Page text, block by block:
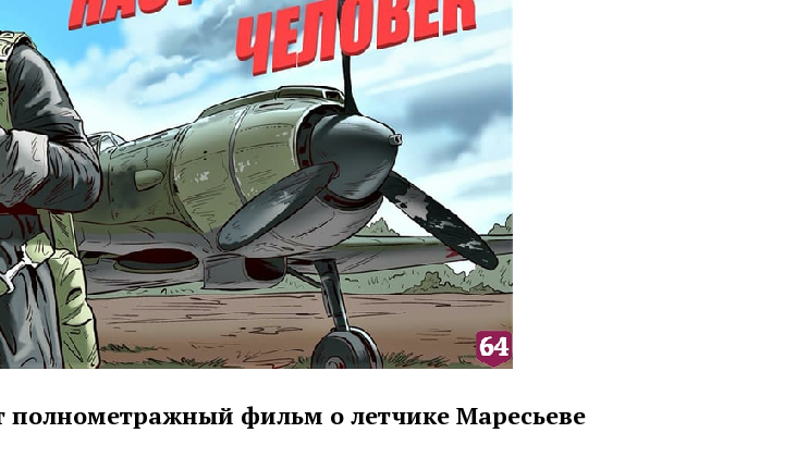
полнометражный фильм о летчике Маресьеве